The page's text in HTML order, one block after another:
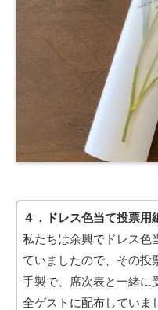
４．ドレス色当て投票用
私たちは余興でドレス色
ていましたので、その投
手製で、席次表と一緒に
全ゲストに配布していま